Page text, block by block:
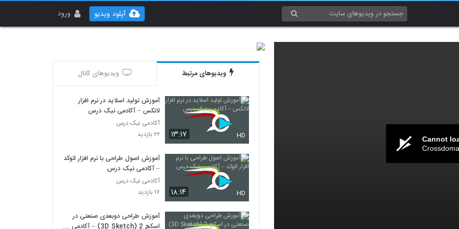
ورود آپلود ویدیو
Cannot
ویدیوهای مرتبط ویدیوهای کانال
۱۳:۱۷ HD
آموزش تولید اسلاید در نرم افزار
لاتکس – آکادمی نیک درس
آکادمی نیک درس
۲۲ بازدید
۱۸:۱۴ HD
آموزش اصول طراحی با نرم افزار اتوکد
– آکادمی نیک درس
آکادمی نیک درس
۱۷ بازدید
آموزش طراحی دوبعدی صنعتی در
اسکچ 2 (3D Sketch) – آکادمی